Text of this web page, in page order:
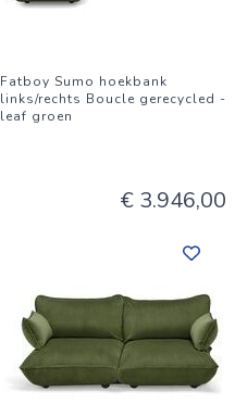
Fatboy Sumo hoekbank
links/rechts Boucle gerecycled -
leaf groen
€ 3.946,00